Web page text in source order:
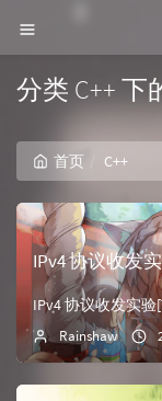
分类 C++ 下
首页 C++
IPv4 协议收发
Rainshaw